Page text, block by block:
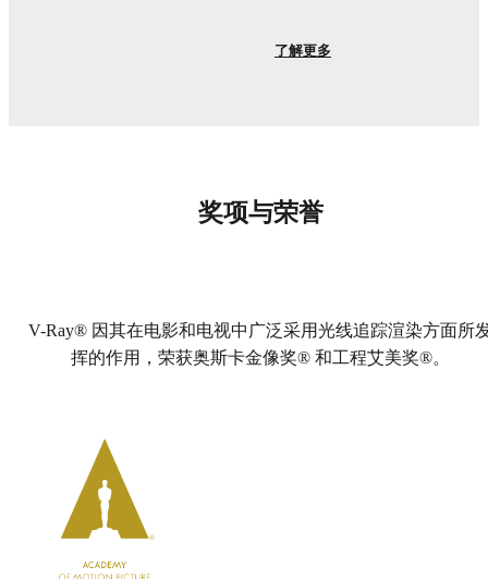
了解更多
奖项与荣誉
V-Ray® 因其在电影和电视中广泛采用光线追踪渲染方面所
挥的作用，荣获奥斯卡金像奖® 和工程艾美奖®。